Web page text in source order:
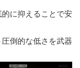
に抑えることで安
倒的な低さを武器